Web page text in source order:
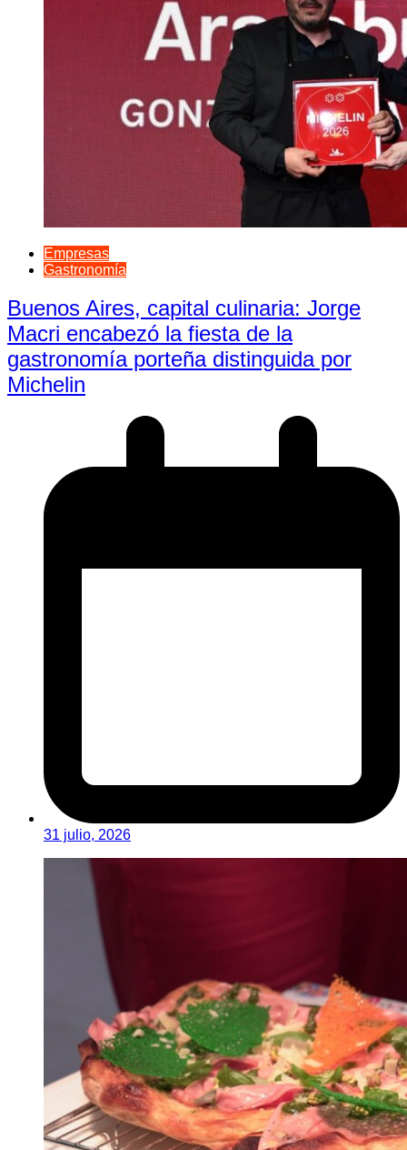
Empresas
Gastronomía
Buenos Aires, capital culinaria: Jorge
Macri encabezó la fiesta de la
gastronomía porteña distinguida por
Michelin
31 julio, 2026